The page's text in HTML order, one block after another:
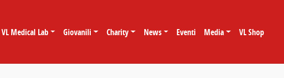
VL Medical Lab Giovanili Charity News Eventi Media VL Shop